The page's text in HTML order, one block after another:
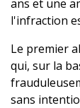
ans et une
l'infraction
Le premier
qui, sur la
sans